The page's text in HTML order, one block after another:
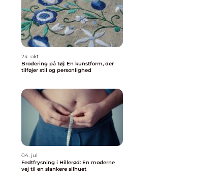
24. okt
Brodering på tøj: En kunstform, der
tilføjer stil og personlighed
04. jul
Fedtfrysning i Hillerød: En moderne
vej til en slankere silhuet